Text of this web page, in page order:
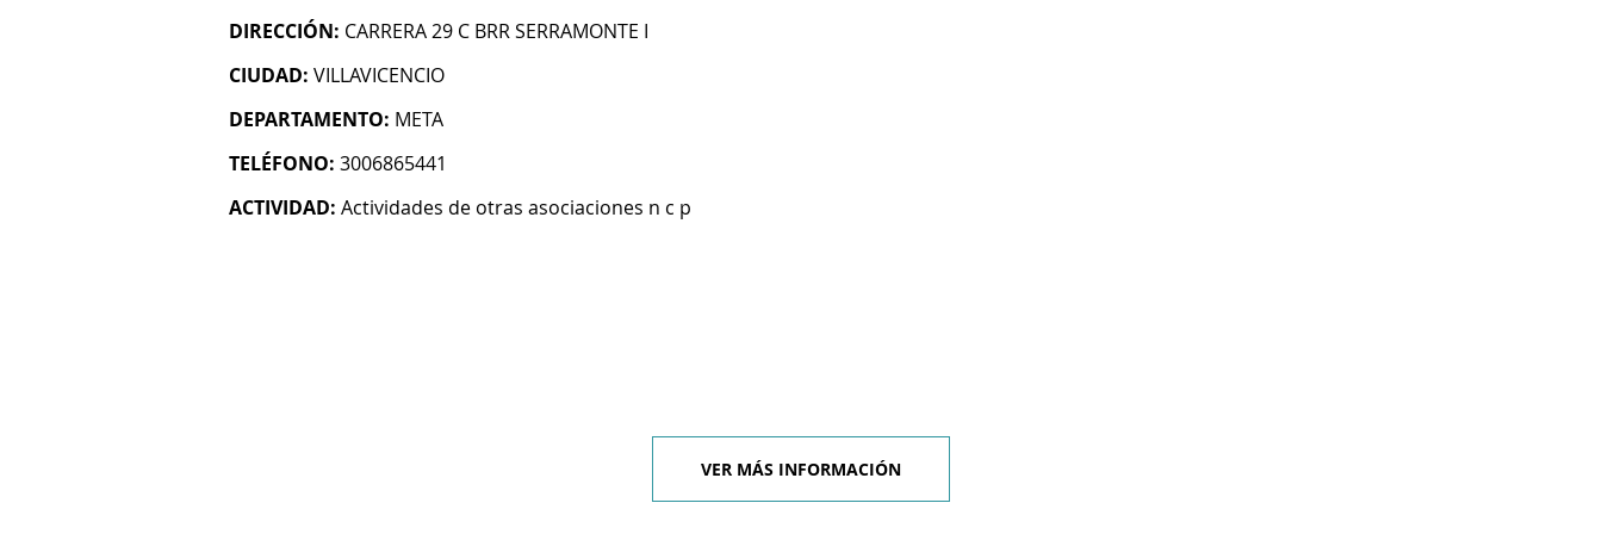
DIRECCIÓN: CARRERA 29 C BRR SERRAMONTE I
CIUDAD: VILLAVICENCIO
DEPARTAMENTO: META
TELÉFONO: 3006865441
ACTIVIDAD: Actividades de otras asociaciones n c p
VER MÁS INFORMACIÓN